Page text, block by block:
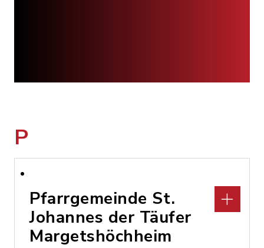
P
Pfarrgemeinde St.
Johannes der Täufer
Margetshöchheim